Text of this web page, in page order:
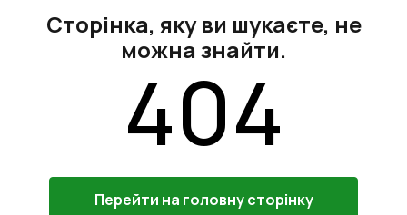
Сторінка, яку ви шукаєте, не
можна знайти.
404
Перейти на головну сторінку